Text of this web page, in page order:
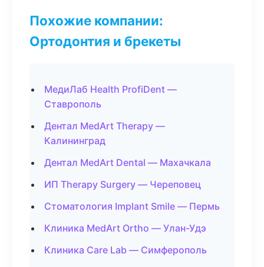
Похожие компании:
Ортодонтия и брекеты
МедиЛаб Health ProfiDent —
Ставрополь
Дентал MedArt Therapy —
Калининград
Дентал MedArt Dental — Махачкала
ИП Therapy Surgery — Череповец
Стоматология Implant Smile — Пермь
Клиника MedArt Ortho — Улан-Удэ
Клиника Care Lab — Симферополь